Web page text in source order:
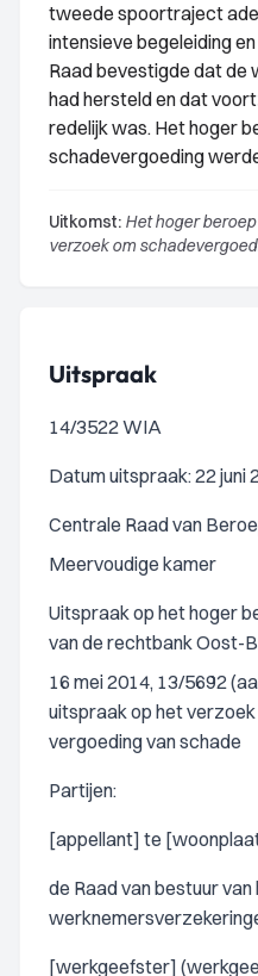
tweede spoortraject
intensieve begeleiding
Raad bevestigde dat de
had hersteld en dat
redelijk was. Het hoger
schadevergoeding
Uitkomst: Het hoger
verzoek om
Uitspraak
14/3522 WIA
Datum uitspraak: 22 juni
Centrale Raad van
Meervoudige kamer
Uitspraak op het hoger
van de rechtbank Oost-
16 mei 2014, 13/5692
uitspraak op het
vergoeding van schade
Partijen:
[appellant] te
de Raad van bestuur
[werkgeefster]